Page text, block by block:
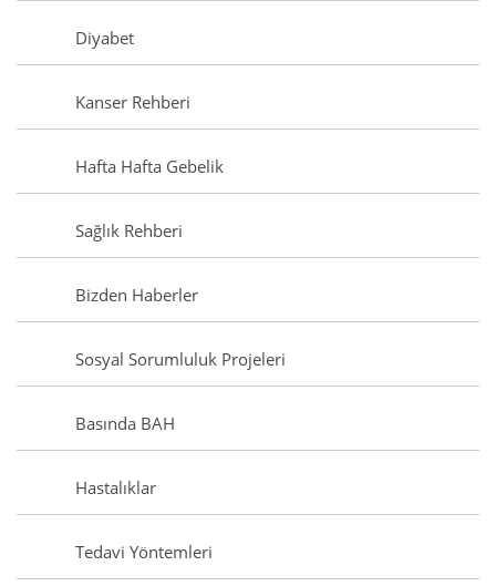
Diyabet
Kanser Rehberi
Hafta Hafta Gebelik
Sağlık Rehberi
Bizden Haberler
Sosyal Sorumluluk Projeleri
Basında BAH
Hastalıklar
Tedavi Yöntemleri